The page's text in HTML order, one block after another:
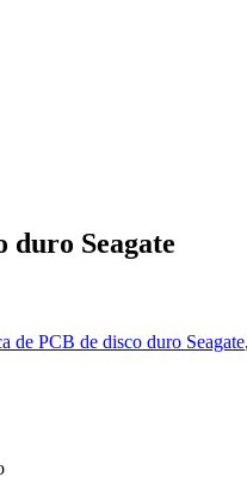
duro Seagate
de PCB de disco duro Seagate